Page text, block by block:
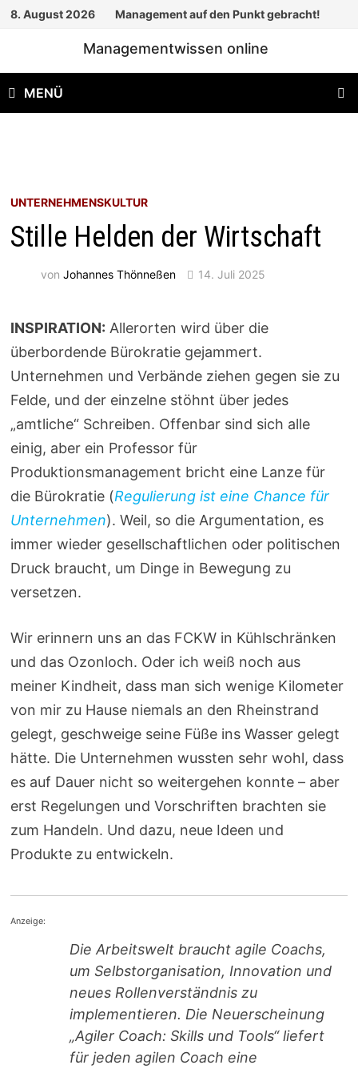
Zum
8. August 2026 Management auf den Punkt gebracht!
Managementwissen online
MENÜ
UNTERNEHMENSKULTUR
Stille Helden der Wirtschaft
vonJohannes Thönneßen 14. Juli 2025
INSPIRATION: Allerorten wird über die
überbordende Bürokratie gejammert.
Unternehmen und Verbände ziehen gegen sie zu
Felde, und der einzelne stöhnt über jedes
„amtliche“ Schreiben. Offenbar sind sich alle
einig, aber ein Professor für
Produktionsmanagement bricht eine Lanze für
die Bürokratie (Regulierung ist eine Chance für
Unternehmen). Weil, so die Argumentation, es
immer wieder gesellschaftlichen oder politischen
Druck braucht, um Dinge in Bewegung zu
versetzen.
Wir erinnern uns an das FCKW in Kühlschränken
und das Ozonloch. Oder ich weiß noch aus
meiner Kindheit, dass man sich wenige Kilometer
von mir zu Hause niemals an den Rheinstrand
gelegt, geschweige seine Füße ins Wasser gelegt
hätte. Die Unternehmen wussten sehr wohl, dass
es auf Dauer nicht so weitergehen konnte – aber
erst Regelungen und Vorschriften brachten sie
zum Handeln. Und dazu, neue Ideen und
Produkte zu entwickeln.
Anzeige:
Die Arbeitswelt braucht agile Coachs,
um Selbstorganisation, Innovation und
neues Rollenverständnis zu
implementieren. Die Neuerscheinung
„Agiler Coach: Skills und Tools“ liefert
für jeden agilen Coach eine